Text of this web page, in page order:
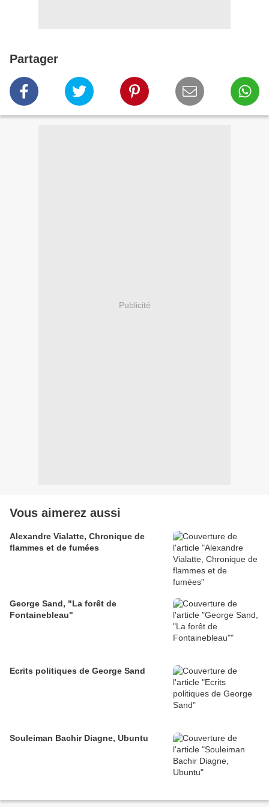
Partager
Publicité
Vous aimerez aussi
Alexandre Vialatte, Chronique de
flammes et de fumées
George Sand, "La forêt de
Fontainebleau"
Ecrits politiques de George Sand
Souleiman Bachir Diagne, Ubuntu